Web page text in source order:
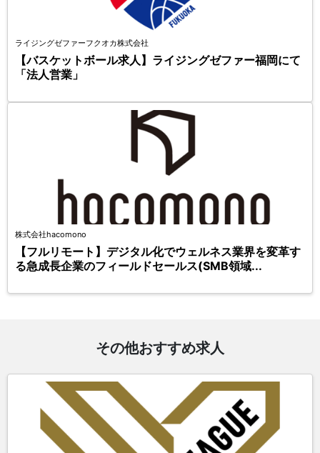
ライジングゼファーフクオカ株式会社
【バスケットボール求人】ライジングゼファー福岡にて
「法人営業」
株式会社hacomono
【フルリモート】デジタル化でウェルネス業界を変革す
る急成長企業のフィールドセールス(SMB領域...
その他おすすめ求人